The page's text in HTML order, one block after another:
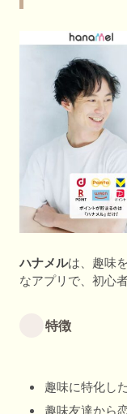
ハナメルは、趣味
なアプリで、初心
特徴
趣味に特化し
趣味友達から